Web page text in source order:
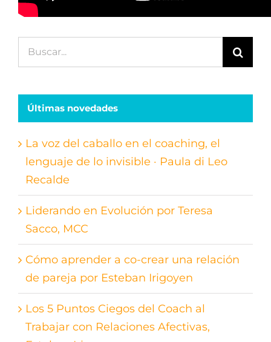
Buscar:
Últimas novedades
La voz del caballo en el coaching, el
lenguaje de lo invisible · Paula di Leo
Recalde
Liderando en Evolución por Teresa
Sacco, MCC
Cómo aprender a co-crear una relación
de pareja por Esteban Irigoyen
Los 5 Puntos Ciegos del Coach al
Trabajar con Relaciones Afectivas,